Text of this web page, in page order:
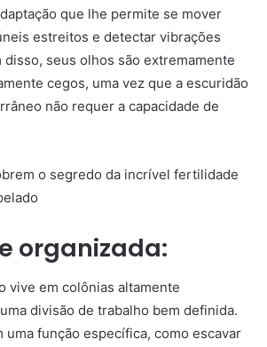
que lhe permite se mover
estreitos e detectar vibrações
disso, seus olhos são extremamente
cegos, uma vez que a escuridão
não requer a capacidade de
organizada:
vive em colônias altamente
divisão de trabalho bem definida.
uma função específica, como escavar